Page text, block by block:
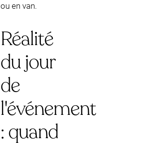
ou en van.
Réalité
du jour
de
l'événement
: quand